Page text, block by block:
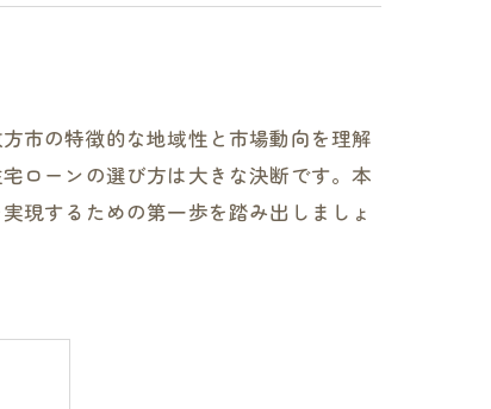
市の特徴的な地域性と市場動向を理解
ローンの選び方は大きな決断です。本
現するための第一歩を踏み出しましょ